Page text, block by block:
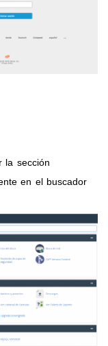
la sección
en el buscador